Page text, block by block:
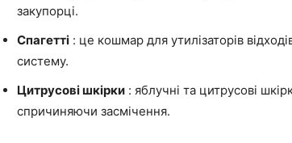
закупорці.
Спагетті : це кошмар для утилізаторів
систему.
Цитрусові шкірки : яблучні та цитрусові
спричиняючи засмічення.